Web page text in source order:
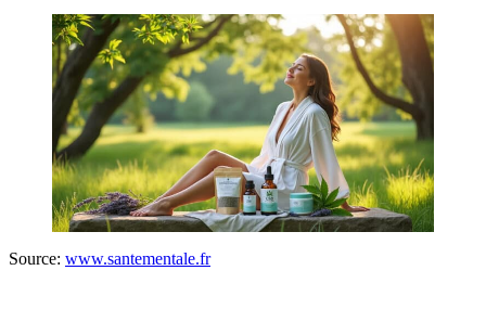
Source: www.santementale.fr